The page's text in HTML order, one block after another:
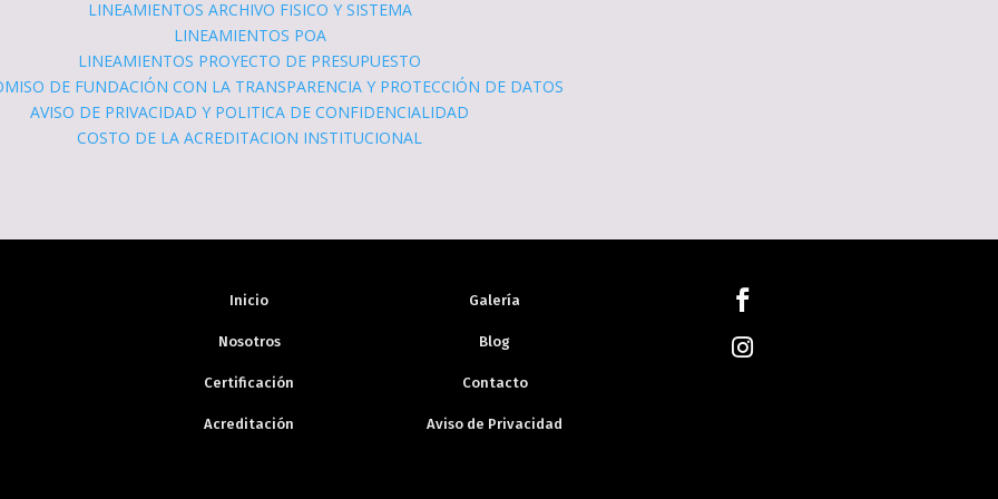
LINEAMIENTOS ARCHIVO FISICO Y SISTEMA
LINEAMIENTOS POA
LINEAMIENTOS PROYECTO DE PRESUPUESTO
DE FUNDACIÓN CON LA TRANSPARENCIA Y PROTECCIÓN DE DATOS
AVISO DE PRIVACIDAD Y POLITICA DE CONFIDENCIALIDAD
COSTO DE LA ACREDITACION INSTITUCIONAL
Inicio
Nosotros
Certificación
Acreditación
Galería
Blog
Contacto
Aviso de Privacidad

